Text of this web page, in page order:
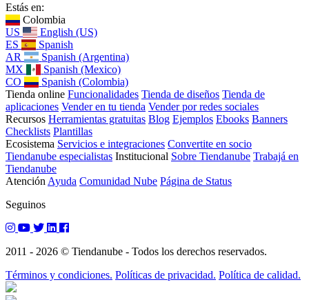
Estás en:
Colombia
US
English (US)
ES
Spanish
AR
Spanish (Argentina)
MX
Spanish (Mexico)
CO
Spanish (Colombia)
Tienda online Funcionalidades Tienda de diseños Tienda de
aplicaciones Vender en tu tienda Vender por redes sociales
Recursos Herramientas gratuitas Blog Ejemplos Ebooks Banners
Checklists Plantillas
Ecosistema Servicios e integraciones Convertite en socio
Tiendanube especialistas Institucional Sobre Tiendanube Trabajá en
Tiendanube
Atención Ayuda Comunidad Nube Página de Status
Seguinos
2011 - 2026 © Tiendanube - Todos los derechos reservados.
Términos y condiciones. Políticas de privacidad. Política de calidad.